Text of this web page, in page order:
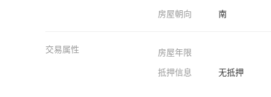
房屋朝向 南
交易属性
房屋年限
抵押信息
无抵押